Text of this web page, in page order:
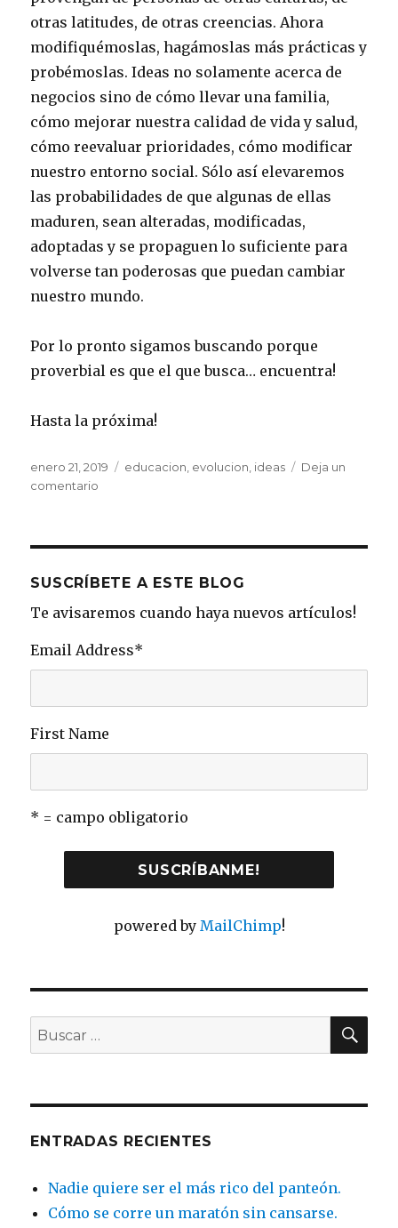
otras latitudes, de otras creencias. Ahora
modifiquémoslas, hagámoslas más prácticas y
probémoslas. Ideas no solamente acerca de
negocios sino de cómo llevar una familia,
cómo mejorar nuestra calidad de vida y salud,
cómo reevaluar prioridades, cómo modificar
nuestro entorno social. Sólo así elevaremos
las probabilidades de que algunas de ellas
maduren, sean alteradas, modificadas,
adoptadas y se propaguen lo suficiente para
volverse tan poderosas que puedan cambiar
nuestro mundo.
Por lo pronto sigamos buscando porque
proverbial es que el que busca… encuentra!
Hasta la próxima!
Publicado
el
enero 21, 2019 Etiquetas
educacion evolucion ideas
Deja un
comentario
ideas
SUSCRÍBETE A ESTE BLOG
Te avisaremos cuando haya nuevos artículos!
Email Address*
First Name
* = campo obligatorio
powered by MailChimp!
Buscar
por:
ENTRADAS RECIENTES
Nadie quiere ser el más rico del panteón.
Cómo se corre un maratón sin cansarse.